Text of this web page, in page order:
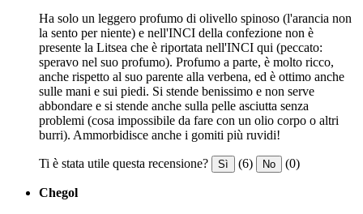
Ha solo un leggero profumo di olivello spinoso (l'arancia non
la sento per niente) e nell'INCI della confezione non è
presente la Litsea che è riportata nell'INCI qui (peccato:
speravo nel suo profumo). Profumo a parte, è molto ricco,
anche rispetto al suo parente alla verbena, ed è ottimo anche
sulle mani e sui piedi. Si stende benissimo e non serve
abbondare e si stende anche sulla pelle asciutta senza
problemi (cosa impossibile da fare con un olio corpo o altri
burri). Ammorbidisce anche i gomiti più ruvidi!
Ti è stata utile questa recensione? Sì (6) No (0)
Chegol